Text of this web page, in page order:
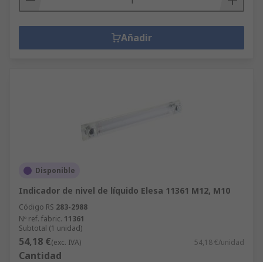
Añadir
Disponible
Indicador de nivel de líquido Elesa 11361 M12, M10
Código RS 283-2988
Nº ref. fabric. 11361
Subtotal (1 unidad)
54,18 €(exc. IVA) 54,18 €/unidad
Cantidad